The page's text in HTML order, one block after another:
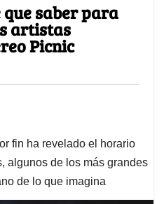
que saber para
artistas
Picnic
fin ha revelado el horario
algunos de los más grandes
de lo que imagina